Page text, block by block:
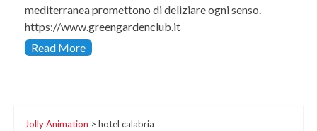
mediterranea promettono di deliziare ogni senso.
https://www.greengardenclub.it
Read More
Jolly Animation > hotel calabria